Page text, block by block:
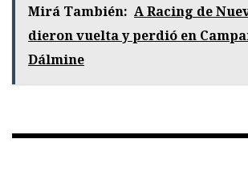
Mirá También: A Racing de
dieron vuelta y perdió en
Dálmine